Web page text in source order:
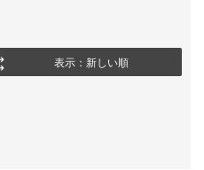
表示：新しい順